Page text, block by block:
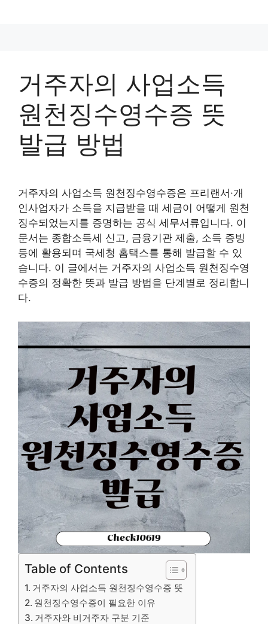
거주자의 사업소득
원천징수영수증 뜻
발급 방법
거주자의 사업소득 원천징수영수증은 프리랜서·개
인사업자가 소득을 지급받을 때 세금이 어떻게 원천
징수되었는지를 증명하는 공식 세무서류입니다. 이
문서는 종합소득세 신고, 금융기관 제출, 소득 증빙
등에 활용되며 국세청 홈택스를 통해 발급할 수 있
습니다. 이 글에서는 거주자의 사업소득 원천징수영
수증의 정확한 뜻과 발급 방법을 단계별로 정리합니
다.
Table of Contents
거주자의 사업소득 원천징수영수증 뜻
원천징수영수증이 필요한 이유
거주자와 비거주자 구분 기준